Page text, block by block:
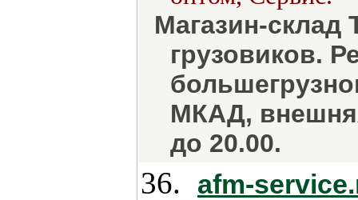
Магазин-склад
грузовиков.
МКАД,
до 20.00.
36. afm-